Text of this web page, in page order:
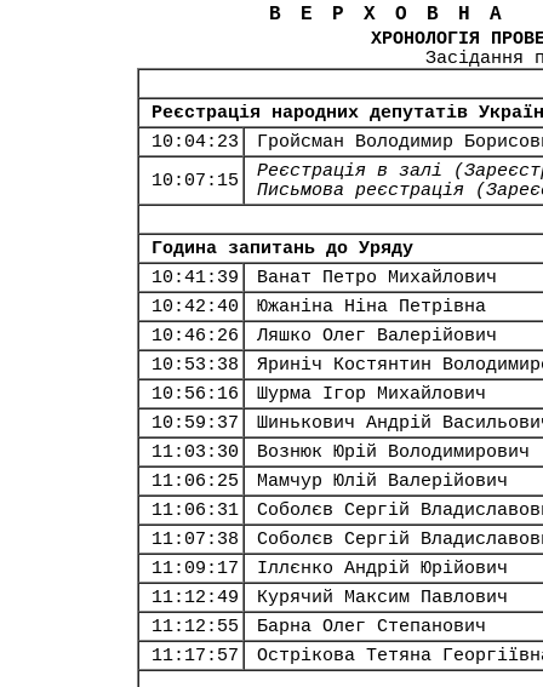
ХРОНОЛОГІЯ
Засідання
Реєстрація народних депутатів
10:04:23
Гройсман Володимир
10:07:15
Реєстрація в залі
Письмова реєстрація
Година запитань до Уряду
10:41:39
Ванат Петро Михайлович
10:42:40
Южаніна Ніна Петрівна
10:46:26
Ляшко Олег Валерійович
10:53:38
Яриніч Костянтин
10:56:16
Шурма Ігор Михайлович
10:59:37
Шинькович Андрій
11:03:30
Вознюк Юрій Володимирович
11:06:25
Мамчур Юлій Валерійович
11:06:31
Соболєв Сергій
11:07:38
Соболєв Сергій
11:09:17
Іллєнко Андрій Юрійович
11:12:49
Курячий Максим Павлович
11:12:55
Барна Олег Степанович
11:17:57
Острікова Тетяна